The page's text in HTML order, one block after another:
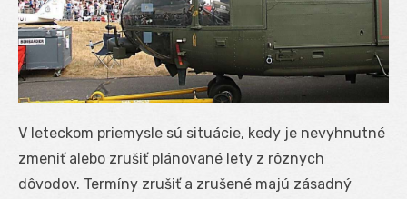
V leteckom priemysle sú situácie, kedy je nevyhnutné
zmeniť alebo zrušiť plánované lety z rôznych
dôvodov. Termíny zrušiť a zrušené majú zásadný